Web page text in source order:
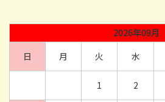
2026年09月
日
月 火 水
1 2